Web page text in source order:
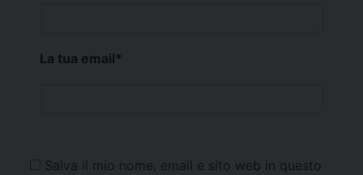
La tua email*
Salva il mio nome, email e sito web in questo